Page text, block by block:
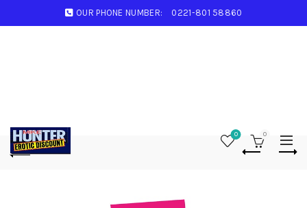
OUR PHONE NUMBER: 0221-801 58860
0 0